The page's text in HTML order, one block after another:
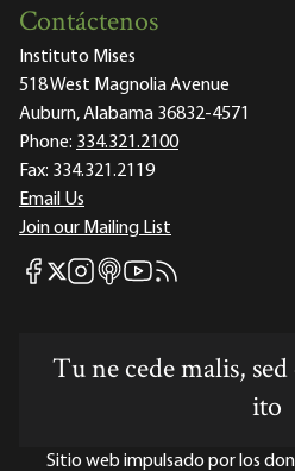
Contáctenos
Instituto Mises
518 West Magnolia Avenue
Auburn, Alabama 36832-4571
Phone: 334.321.2100
Fax: 334.321.2119
Email Us
Join our Mailing List
Mises Facebook
Mises X
Mises Instagram
Mises itunes
Mises Youtube
Mises RSS feed
Tu ne cede malis,
ito
Sitio web impulsado por los